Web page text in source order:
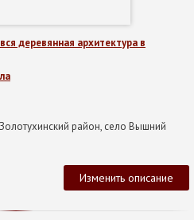
вся деревянная архитектура в
район, село Вышний
Изменить описание